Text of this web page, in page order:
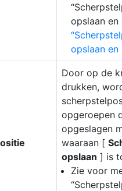
opslaan
opslaan
Door op de
drukken,
opgeroepen
opgeslagen
waaraan [
opslaan ] is
Zie voor